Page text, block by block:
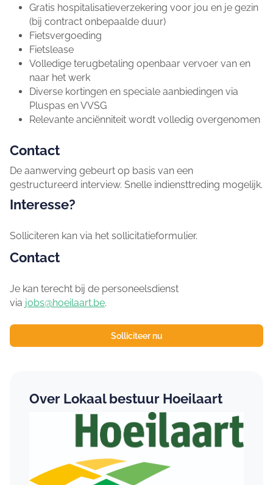
Gratis hospitalisatieverzekering voor jou en je gezin
(bij contract onbepaalde duur)
Fietsvergoeding
Fietslease
Volledige terugbetaling openbaar vervoer van en
naar het werk
Diverse kortingen en speciale aanbiedingen via
Pluspas en VVSG
Relevante anciënniteit wordt volledig overgenomen
Contact
De aanwerving gebeurt op basis van een
gestructureerd interview. Snelle indiensttreding mogelijk.
Interesse?
Solliciteren kan via het sollicitatieformulier.
Contact
Je kan terecht bij de personeelsdienst
via jobs@hoeilaart.be.
Solliciteer nu
Over Lokaal bestuur Hoeilaart